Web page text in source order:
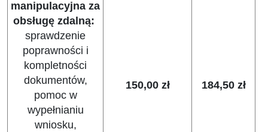
manipulacyjna za
obsługę zdalną:
sprawdzenie
poprawności i
kompletności
dokumentów,
pomoc w
wypełnianiu
wniosku,
150,00 zł 184,50 zł